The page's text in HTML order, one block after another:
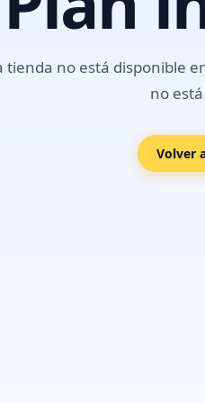
tienda no está disponible
no
Volver